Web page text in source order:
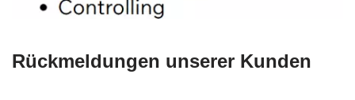
Rückmeldungen unserer Kunden